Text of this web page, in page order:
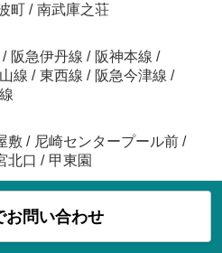
町 / 南武庫之荘
/ 阪急伊丹線 / 阪神本線 /
線 / 東西線 / 阪急今津線 /
敷 / 尼崎センタープール前 /
北口 / 甲東園
お問い合わせ